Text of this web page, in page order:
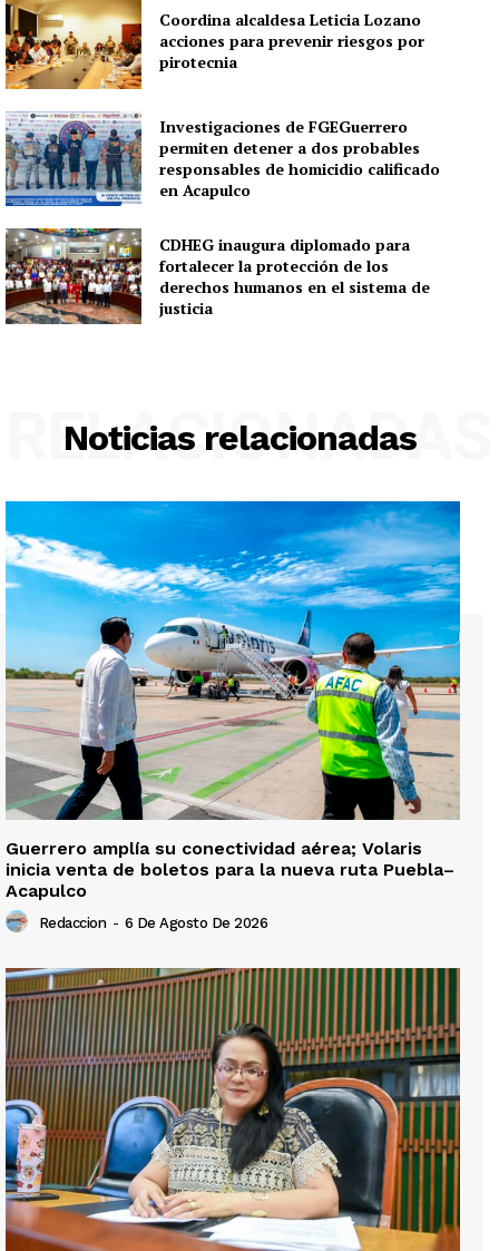
Coordina alcaldesa Leticia Lozano
acciones para prevenir riesgos por
pirotecnia
Investigaciones de FGEGuerrero
permiten detener a dos probables
responsables de homicidio calificado
en Acapulco
CDHEG inaugura diplomado para
fortalecer la protección de los
derechos humanos en el sistema de
justicia
Noticias relacionadas
RELACIONADAS
Guerrero amplía su conectividad aérea; Volaris
inicia venta de boletos para la nueva ruta Puebla–
Acapulco
Redaccion - 6 De Agosto De 2026